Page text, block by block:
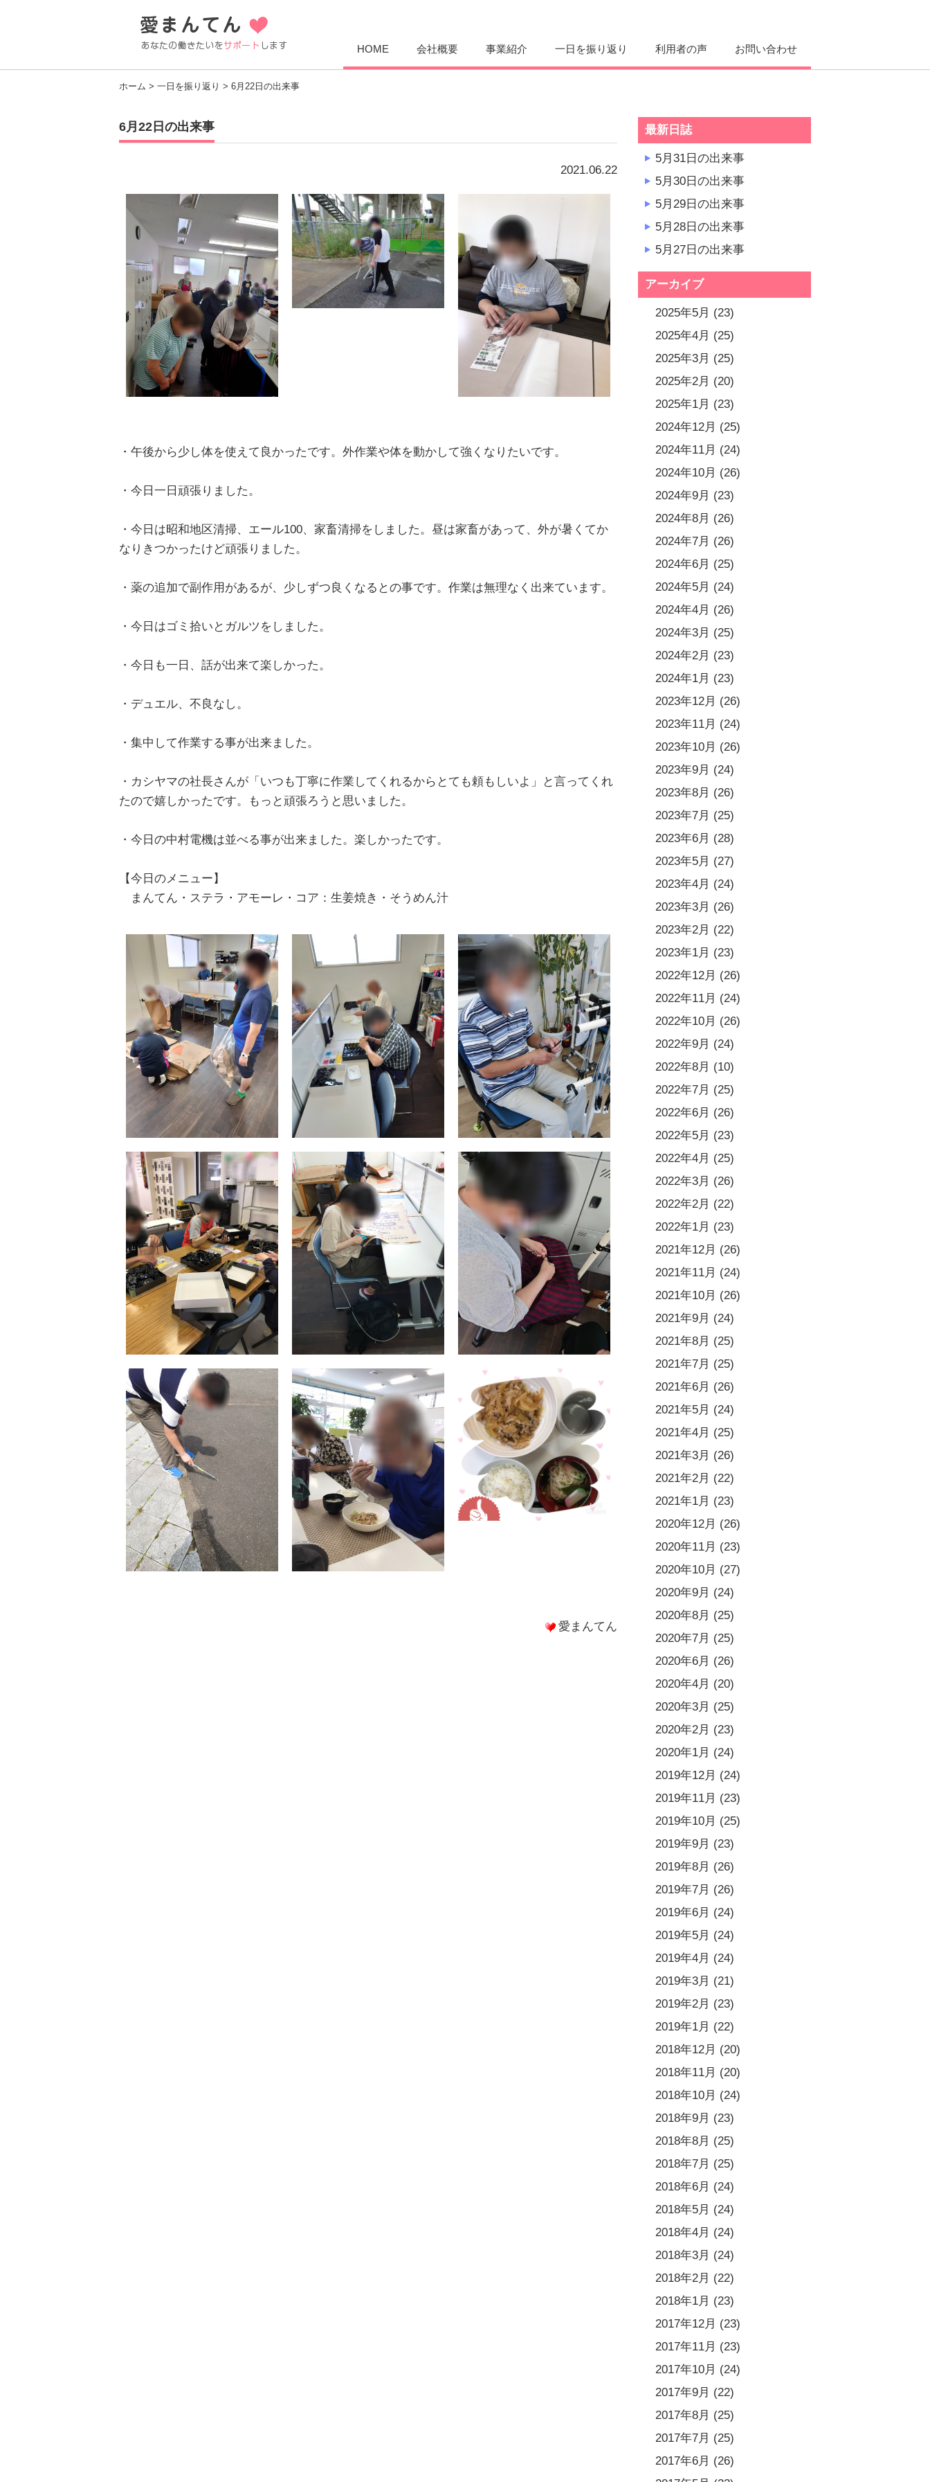
HOME 会社概要 事業紹介 一日を振り返り 利用者の声 お問い合わせ
ホーム > 一日を振り返り > 6月22日の出来事
6月22日の出来事
2021.06.22
・午後から少し体を使えて良かったです。外作業や体を動かして強くなりたいです。
・今日一日頑張りました。
・今日は昭和地区清掃、エール100、家畜清掃をしました。昼は家畜があって、外が暑くてか
なりきつかったけど頑張りました。
・薬の追加で副作用があるが、少しずつ良くなるとの事です。作業は無理なく出来ています。
・今日はゴミ拾いとガルツをしました。
・今日も一日、話が出来て楽しかった。
・デュエル、不良なし。
・集中して作業する事が出来ました。
・カシヤマの社長さんが「いつも丁寧に作業してくれるからとても頼もしいよ」と言ってくれ
たので嬉しかったです。もっと頑張ろうと思いました。
・今日の中村電機は並べる事が出来ました。楽しかったです。
【今日のメニュー】
まんてん・ステラ・アモーレ・コア：生姜焼き・そうめん汁
愛まんてん
最新日誌
5月31日の出来事
5月30日の出来事
5月29日の出来事
5月28日の出来事
5月27日の出来事
アーカイブ
2025年5月 (23)
2025年4月 (25)
2025年3月 (25)
2025年2月 (20)
2025年1月 (23)
2024年12月 (25)
2024年11月 (24)
2024年10月 (26)
2024年9月 (23)
2024年8月 (26)
2024年7月 (26)
2024年6月 (25)
2024年5月 (24)
2024年4月 (26)
2024年3月 (25)
2024年2月 (23)
2024年1月 (23)
2023年12月 (26)
2023年11月 (24)
2023年10月 (26)
2023年9月 (24)
2023年8月 (26)
2023年7月 (25)
2023年6月 (28)
2023年5月 (27)
2023年4月 (24)
2023年3月 (26)
2023年2月 (22)
2023年1月 (23)
2022年12月 (26)
2022年11月 (24)
2022年10月 (26)
2022年9月 (24)
2022年8月 (10)
2022年7月 (25)
2022年6月 (26)
2022年5月 (23)
2022年4月 (25)
2022年3月 (26)
2022年2月 (22)
2022年1月 (23)
2021年12月 (26)
2021年11月 (24)
2021年10月 (26)
2021年9月 (24)
2021年8月 (25)
2021年7月 (25)
2021年6月 (26)
2021年5月 (24)
2021年4月 (25)
2021年3月 (26)
2021年2月 (22)
2021年1月 (23)
2020年12月 (26)
2020年11月 (23)
2020年10月 (27)
2020年9月 (24)
2020年8月 (25)
2020年7月 (25)
2020年6月 (26)
2020年4月 (20)
2020年3月 (25)
2020年2月 (23)
2020年1月 (24)
2019年12月 (24)
2019年11月 (23)
2019年10月 (25)
2019年9月 (23)
2019年8月 (26)
2019年7月 (26)
2019年6月 (24)
2019年5月 (24)
2019年4月 (24)
2019年3月 (21)
2019年2月 (23)
2019年1月 (22)
2018年12月 (20)
2018年11月 (20)
2018年10月 (24)
2018年9月 (23)
2018年8月 (25)
2018年7月 (25)
2018年6月 (24)
2018年5月 (24)
2018年4月 (24)
2018年3月 (24)
2018年2月 (22)
2018年1月 (23)
2017年12月 (23)
2017年11月 (23)
2017年10月 (24)
2017年9月 (22)
2017年8月 (25)
2017年7月 (25)
2017年6月 (26)